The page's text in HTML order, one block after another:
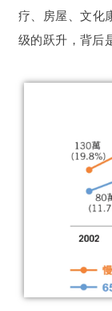
疗、房屋、文化
级的跃升，背后